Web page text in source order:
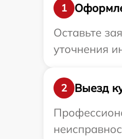
1
Оставьте
уточнения
2
Выезд